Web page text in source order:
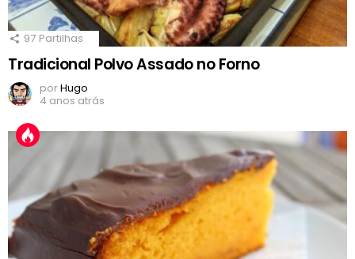
97 Partilhas
Tradicional Polvo Assado no Forno
porHugo
4 anos atrás